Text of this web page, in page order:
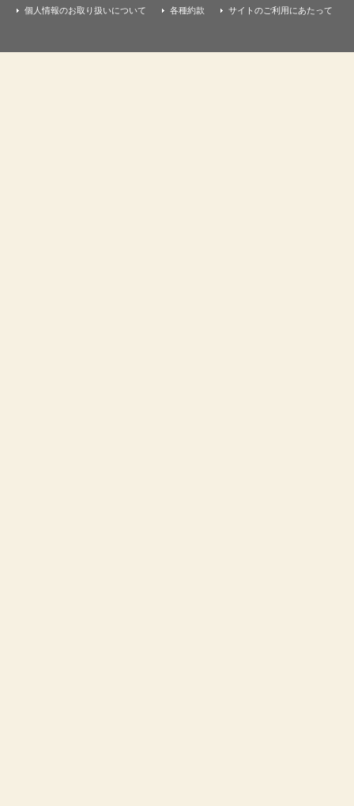
個人情報のお取り扱いについて 各種約款 サイトのご利用にあたって